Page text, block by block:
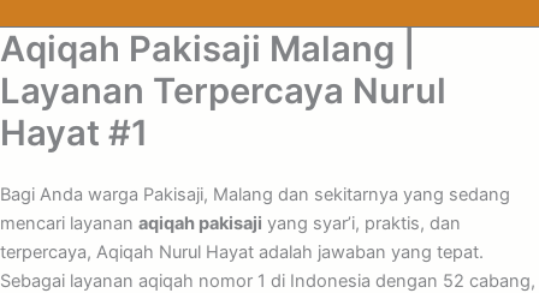
Aqiqah Pakisaji Malang |
Layanan Terpercaya Nurul
Hayat #1
Bagi Anda warga Pakisaji, Malang dan sekitarnya yang sedang
mencari layanan aqiqah pakisaji yang syar’i, praktis, dan
terpercaya, Aqiqah Nurul Hayat adalah jawaban yang tepat.
Sebagai layanan aqiqah nomor 1 di Indonesia dengan 52 cabang,